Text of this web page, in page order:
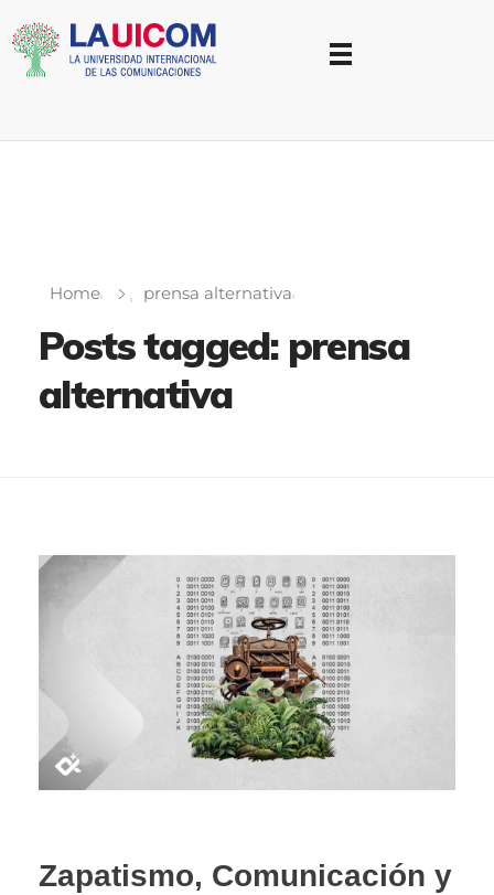
Home prensa alternativa
Posts tagged: prensa
alternativa
Zapatismo, Comunicación y